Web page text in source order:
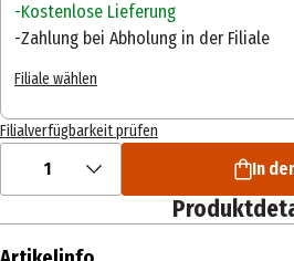
Kostenlose Lieferung
Zahlung bei Abholung in der Filiale
Filiale wählen
Filialverfügbarkeit prüfen
1 In